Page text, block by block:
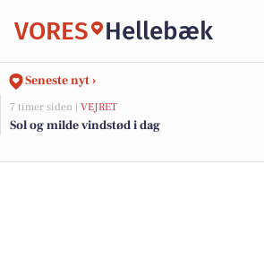
VORES Hellebæk
Seneste nyt ›
7 timer siden | VEJRET
Sol og milde vindstød i dag